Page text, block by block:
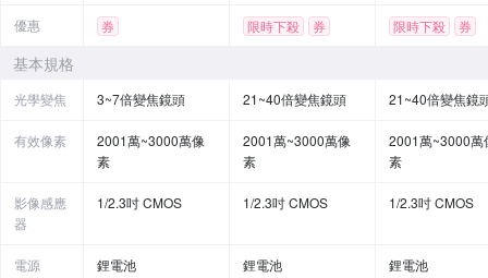
優惠 券 限時下殺 券 限時下殺 券
基本規格
光學變焦 3~7倍變焦鏡頭 21~40倍變焦鏡頭 21~40倍變焦鏡
有效像素
2001萬~3000萬像
素
2001萬~3000萬像
素
2001萬~3000萬
素
影像感應
器
1/2.3吋 CMOS 1/2.3吋 CMOS 1/2.3吋 CMOS
電源 鋰電池 鋰電池 鋰電池